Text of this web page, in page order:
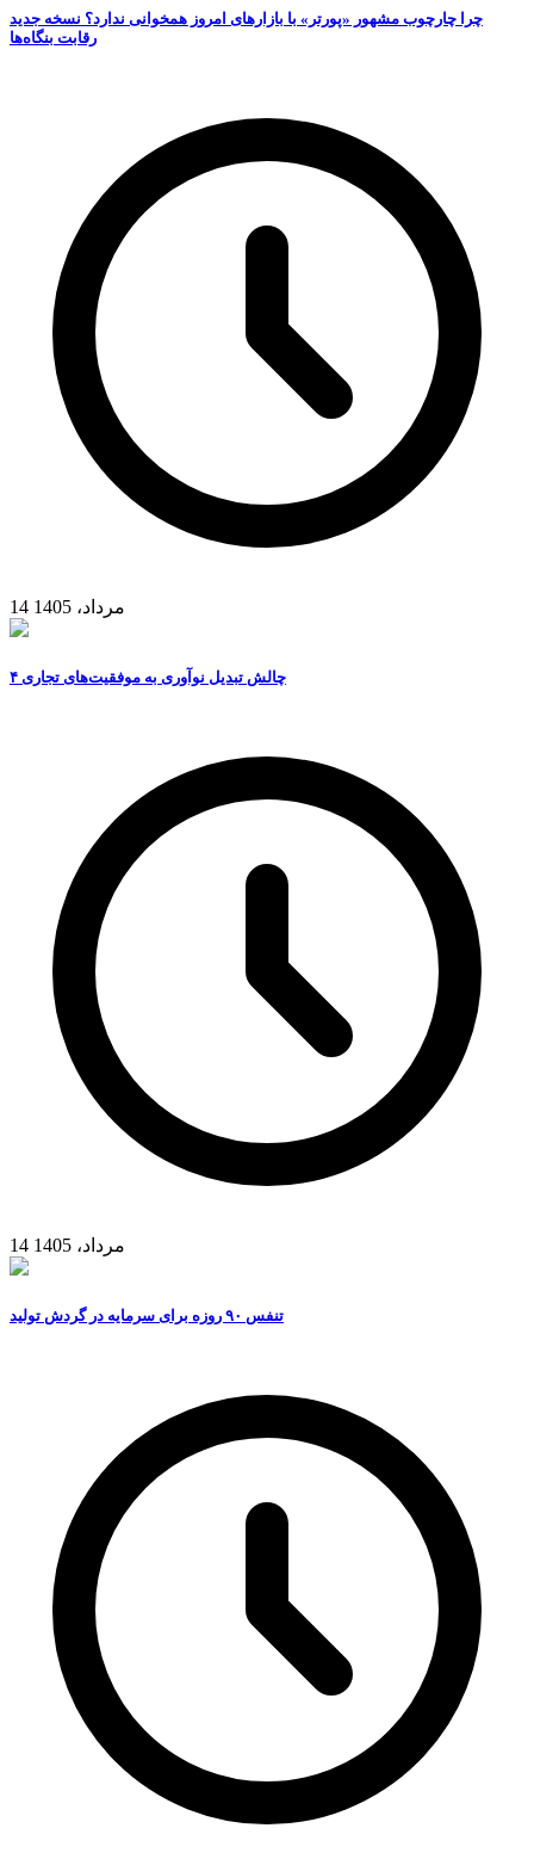
چرا چارچوب مشهور «پورتر» با بازارهای امروز همخوانی ندارد؟ نسخه جدید
رقابت‌ بنگاه‌ها
14 مرداد، 1405
۴ چالش تبدیل نوآوری به موفقیت‌های تجاری
14 مرداد، 1405
تنفس ۹۰ روزه برای سرمایه در گردش تولید